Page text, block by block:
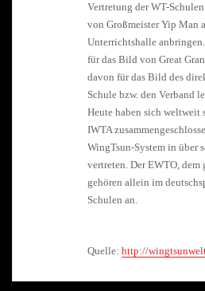
Vertretung der WT-
von Großmeister Yip Man
Unterrichtshalle
für das Bild von Great
davon für das Bild des
Schule bzw. den Verband
Heute haben sich weltweit
IWTA
WingTsun-System in über
vertreten. Der EWTO,
gehören allein im
Schulen an.
Quelle:http://